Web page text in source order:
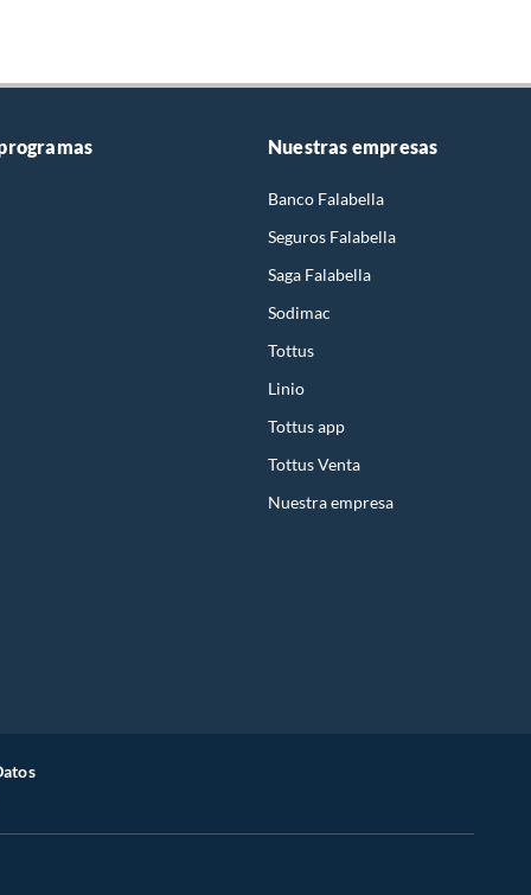
Nuestras empresas
Banco Falabella
Seguros Falabella
Saga Falabella
Sodimac
Tottus
Linio
Tottus app
Tottus Venta
Nuestra empresa